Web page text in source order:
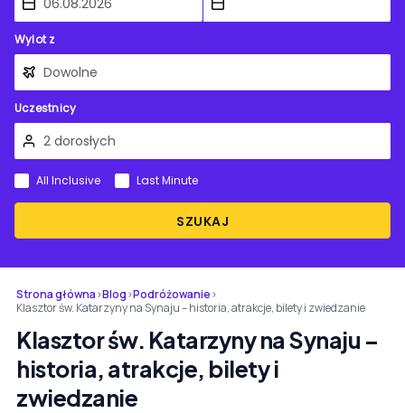
Wylot z
Uczestnicy
SZUKAJ
All Inclusive Last Minute
Strona główna›Blog›Podróżowanie›
Klasztor św. Katarzyny na Synaju – historia, atrakcje, bilety i zwiedzanie
Klasztor św. Katarzyny na Synaju –
historia, atrakcje, bilety i
zwiedzanie